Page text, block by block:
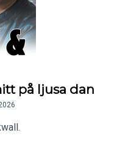
på ljusa dan